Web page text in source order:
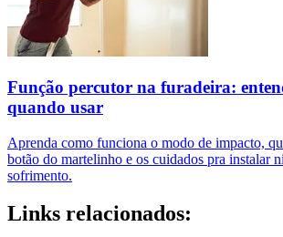
Função percutor na furadeira:
quando usar
Aprenda como funciona o modo de impacto,
botão do martelinho e os cuidados pra instalar
sofrimento.
Links relacionados: